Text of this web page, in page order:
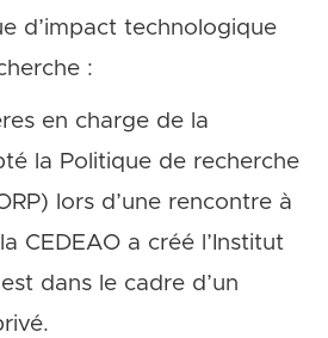
d’impact technologique
:
en charge de la
la Politique de recherche
lors d’une rencontre à
CEDEAO a créé l’Institut
dans le cadre d’un